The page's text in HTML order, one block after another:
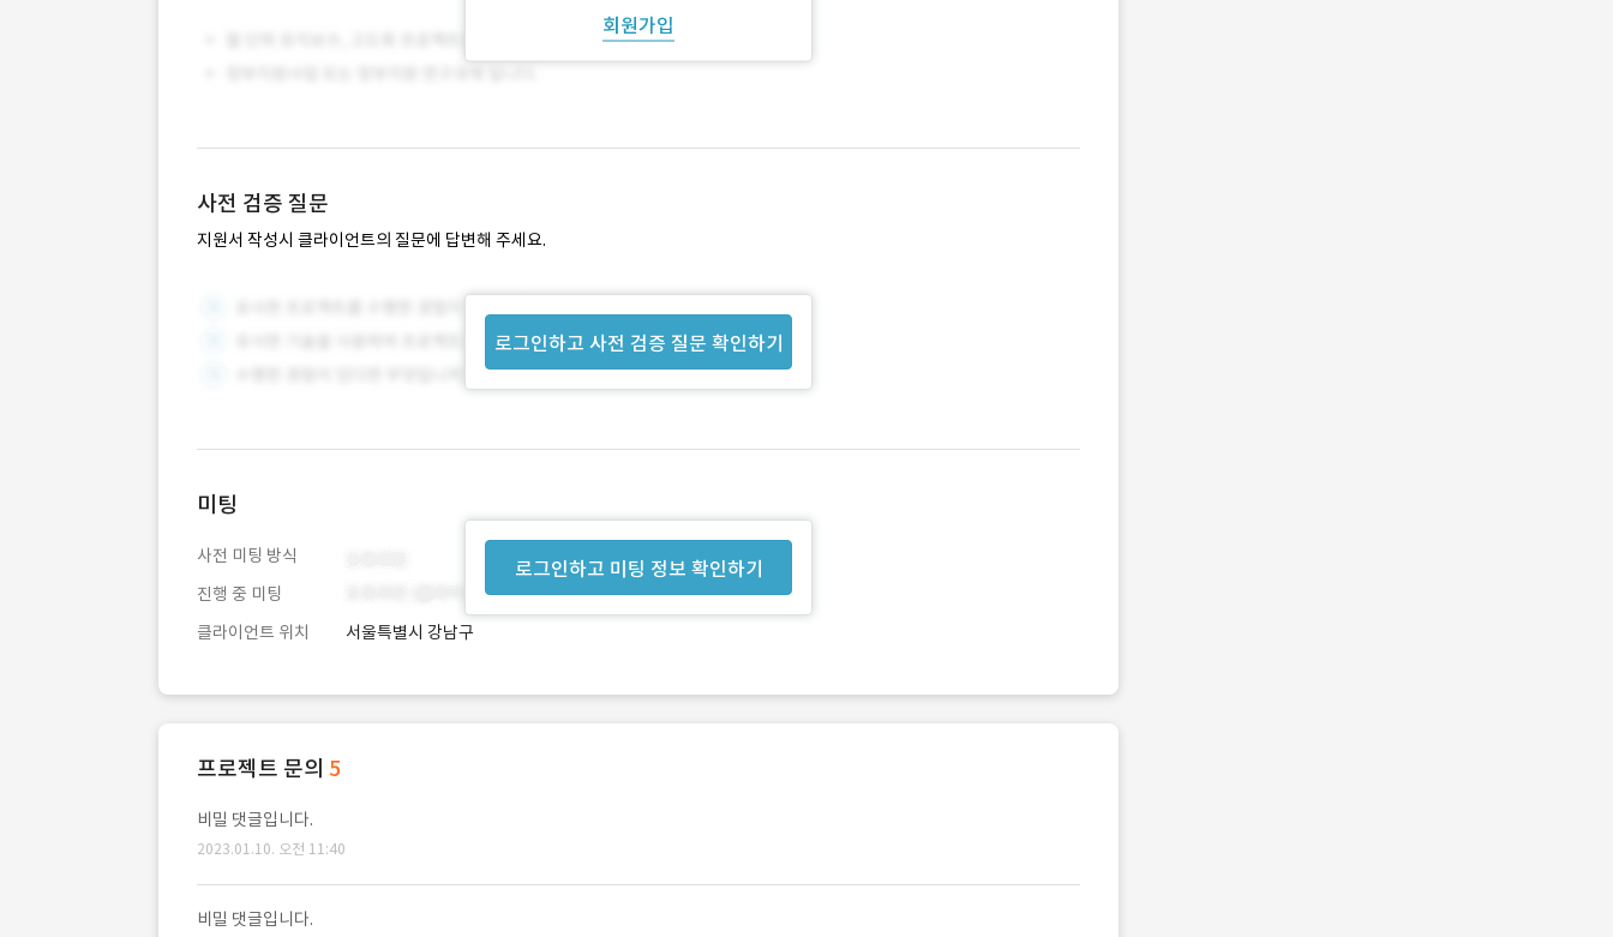
회원가입
사전 검증 질문
지원서 작성시 클라이언트의 질문에 답변해 주세요.
로그인하고 사전 검증 질문 확인하기
로그인하고 미팅 정보 확인하기
미팅
사전 미팅 방식
진행 중 미팅
클라이언트 위치
서울특별시 강남구
프로젝트 문의 5
비밀 댓글입니다.
2023.01.10. 오전 11:40
비밀 댓글입니다.